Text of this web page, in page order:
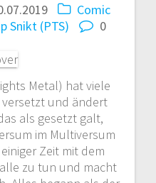
Comic
Snikt (PTS) 0
Metal) hat viele
versetzt und ändert
als gesetzt galt,
im Multiversum
Zeit mit dem
zu tun und macht